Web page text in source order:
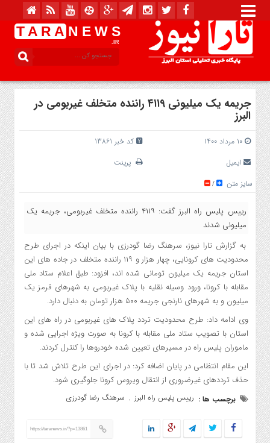
T A R A N E W S
.IR
جریمه یک میلیونی ۴۱۱۹ راننده متخلف غیربومی در
البرز
۱۰ مرداد ۱۴۰۰
کد خبر 13861
ایمیل
پرینت
سایز متن
/
رییس پلیس راه البرز گفت: ۴۱۱۹ راننده متخلف غیربومی، جریمه یک
میلیونی شدند
به گزارش تارا نیوز، سرهنگ رضا گودرزی با بیان اینکه در اجرای طرح
محدودیت های کرونایی، چهار هزار و ۱۱۹ راننده متخلف در جاده های این
استان جریمه یک میلیون تومانی شده اند، افزود: طبق اعلام ستاد ملی
مقابله با کرونا، ورود وسیله نقلیه با پلاک غیربومی به شهرهای قرمز یک
میلیون و به شهرهای نارنجی جریمه ۵۰۰ هزار تومان به دنبال دارد.
وی ادامه داد: طرح محدودیت تردد پلاک های غیربومی در راه های این
استان با تصویب ستاد ملی مقابله با کرونا به صورت ویژه اجرایی شده و
ماموران پلیس راه در مسیرهای تعیین شده خودروها را کنترل کردند.
این مقام انتظامی در پایان اضافه کرد: در اجرای این طرح تلاش شد تا با
حذف ترددهای غیرضروری از انتقال ویروس کرونا جلوگیری شود.
برچسب ها : رییس پلیس راه البرز , سرهنگ رضا گودرزی
https://taranews.ir/?p=13861